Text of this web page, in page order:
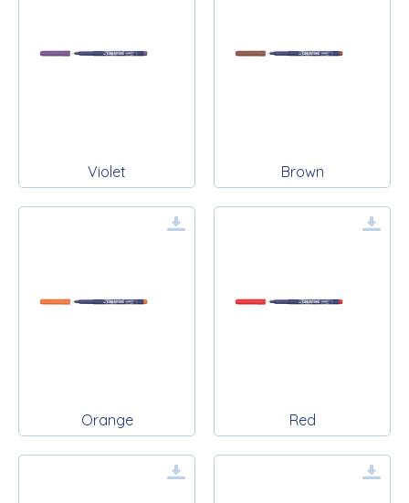
Violet Brown
Orange Red